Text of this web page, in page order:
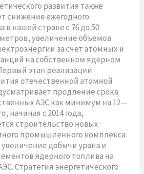
развития также
снижение ежегодного
в нашей стране с 76 до 50
увеличение объемов
за счет атомных и
на собственном ядерном
этап реализации
отечественной атомной
продление срока
АЭС как минимум на 12—
начиная с 2014 года,
строительство новых
промышленного комплекса.
увеличение добычи урана и
ядерного топлива на
Стратегия энергетического